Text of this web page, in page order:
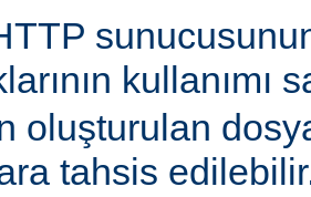
kullanımı
oluşturulan
tahsis